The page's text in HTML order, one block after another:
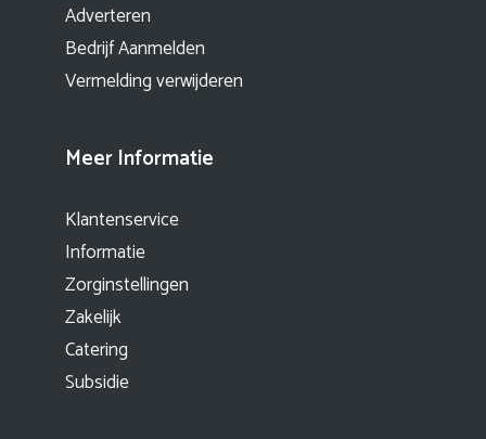
Adverteren
Bedrijf Aanmelden
Vermelding verwijderen
Meer Informatie
Klantenservice
Informatie
Zorginstellingen
Zakelijk
Catering
Subsidie